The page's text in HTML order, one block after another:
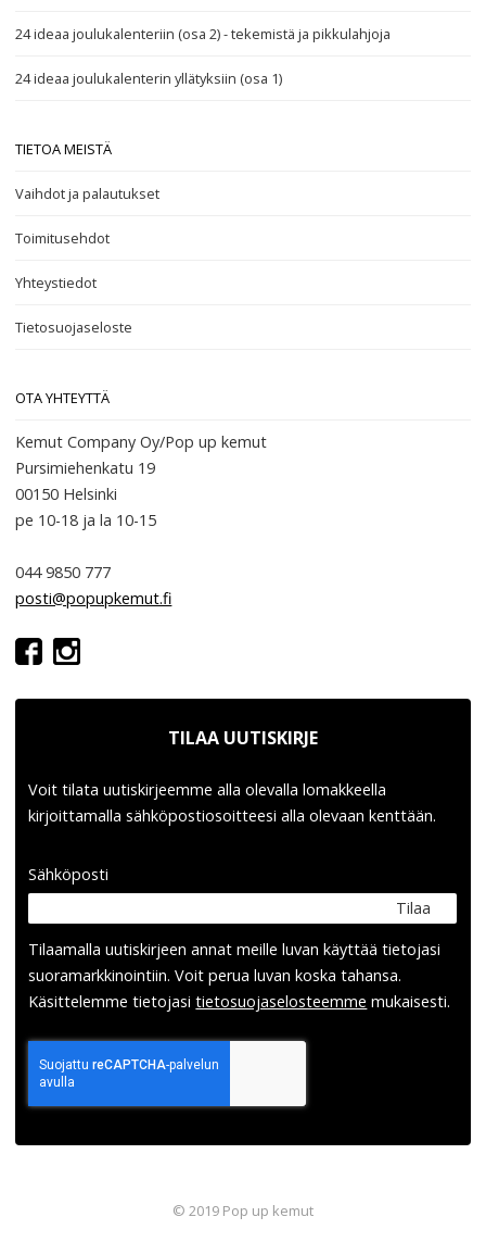
24 ideaa joulukalenteriin (osa 2) - tekemistä ja pikkulahjoja
24 ideaa joulukalenterin yllätyksiin (osa 1)
TIETOA MEISTÄ
Vaihdot ja palautukset
Toimitusehdot
Yhteystiedot
Tietosuojaseloste
OTA YHTEYTTÄ
Kemut Company Oy/Pop up kemut
Pursimiehenkatu 19
00150 Helsinki
pe 10-18 ja la 10-15
044 9850 777
posti@popupkemut.fi
TILAA UUTISKIRJE
Voit tilata uutiskirjeemme alla olevalla lomakkeella
kirjoittamalla sähköpostiosoitteesi alla olevaan kenttään.
Sähköposti
Tilaa
Tilaamalla uutis­kirjeen annat meille luvan käyttää tietojasi
suora­markkinointiin. Voit perua luvan koska tahansa.
Käsittelemme tietojasitieto­suoja­selosteemme mukaisesti.
© 2019 Pop up kemut